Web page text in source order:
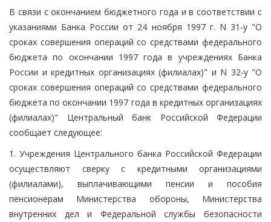
В связи с окончанием бюджетного года и в соответствии с
указаниями Банка России от 24 ноября 1997 г. N 31-у "О
сроках совершения операций со средствами федерального
бюджета по окончании 1997 года в учреждениях Банка
России и кредитных организациях (филиалах)" и N 32-у "О
сроках совершения операций со средствами федерального
бюджета по окончании 1997 года в кредитных организациях
(филиалах)" Центральный банк Российской Федерации
сообщает следующее:
1. Учреждения Центрального банка Российской Федерации
осуществляют сверку с кредитными организациями
(филиалами), выплачивающими пенсии и пособия
пенсионерам Министерства обороны, Министерства
внутренних дел и Федеральной службы безопасности